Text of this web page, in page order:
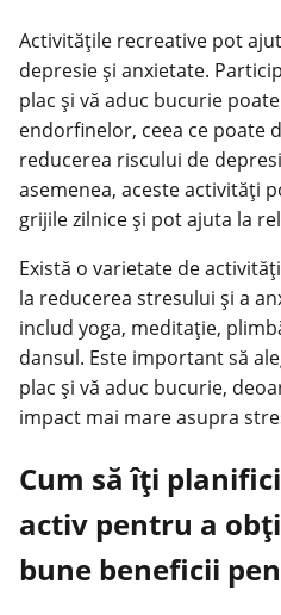
Activitățile recreative pot
depresie și anxietate.
plac și vă aduc bucurie
endorfinelor, ceea ce poate
reducerea riscului de
asemenea, aceste activități
grijile zilnice și pot ajuta la
Există o varietate de
la reducerea stresului și a
includ yoga, meditație,
dansul. Este important să
plac și vă aduc bucurie,
impact mai mare asupra
Cum să îți
activ pentru a
bune beneficii